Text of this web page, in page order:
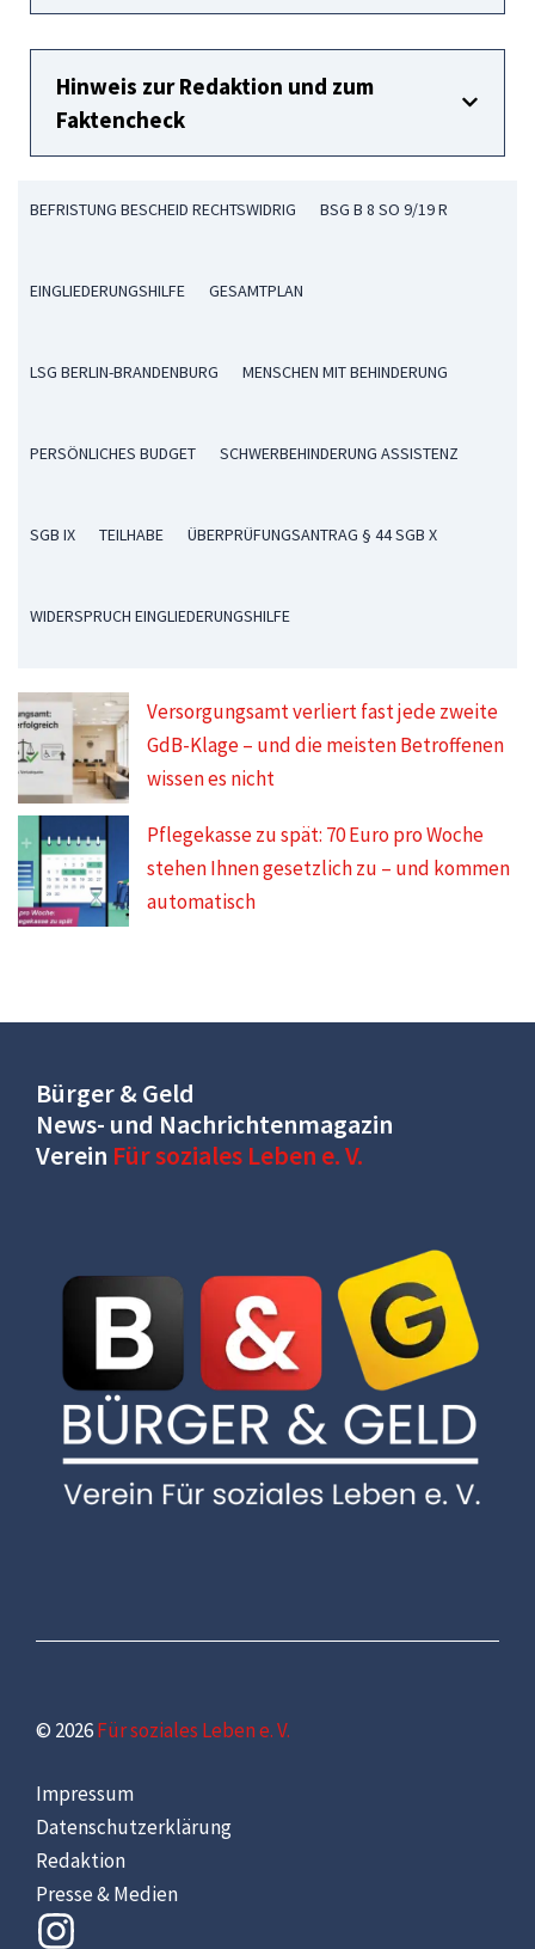
Hinweis zur Redaktion und zum
Faktencheck
BEFRISTUNG BESCHEID RECHTSWIDRIG BSG B 8 SO 9/19 R
EINGLIEDERUNGSHILFE GESAMTPLAN
LSG BERLIN-BRANDENBURG MENSCHEN MIT BEHINDERUNG
PERSÖNLICHES BUDGET SCHWERBEHINDERUNG ASSISTENZ
SGB IX TEILHABE ÜBERPRÜFUNGSANTRAG § 44 SGB X
WIDERSPRUCH EINGLIEDERUNGSHILFE
Versorgungsamt verliert fast jede zweite
GdB-Klage – und die meisten Betroffenen
wissen es nicht
Pflegekasse zu spät: 70 Euro pro Woche
stehen Ihnen gesetzlich zu – und kommen
automatisch
Bürger & Geld
News- und Nachrichtenmagazin
Verein Für soziales Leben e. V.
© 2026Für soziales Leben e. V.
Impressum
Datenschutzerklärung
Redaktion
Presse & Medien